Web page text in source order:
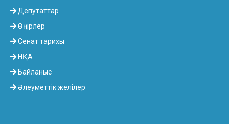
Депутаттар
Өңірлер
Сенат тарихы
НҚА
Байланыс
Әлеуметтік желілер